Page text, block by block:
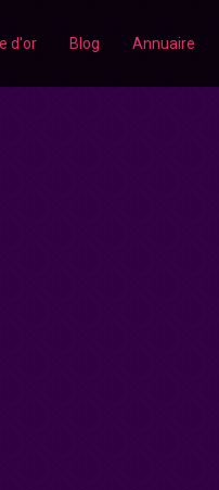
d'or Blog Annuaire